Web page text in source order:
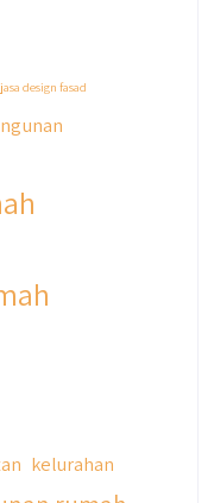
jasa design fasad
kelurahan